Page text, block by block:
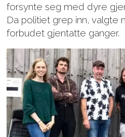
forsynte seg med dyre
Da politiet grep inn, valgte
forbudet gjentatte ganger.